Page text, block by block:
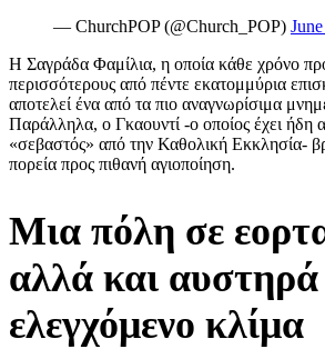
— ChurchPOP (@Church_POP)
Η Σαγράδα Φαμίλια, η οποία κάθε χρόνο
περισσότερους από πέντε εκατομμύρια
αποτελεί ένα από τα πιο αναγνωρίσιμα
Παράλληλα, ο Γκαουντί -ο οποίος έχει ήδη
«σεβαστός» από την Καθολική Εκκλησία-
πορεία προς πιθανή αγιοποίηση.
Μια πόλη σε
αλλά και αυστηρά
ελεγχόμενο κλίμα